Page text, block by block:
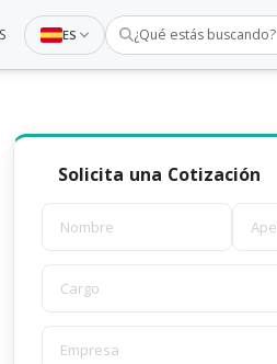
ES ¿Qué estás buscando?
Solicita una Cotización